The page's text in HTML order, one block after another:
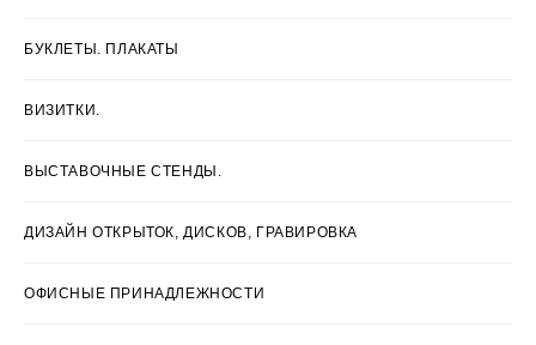
БУКЛЕТЫ. ПЛАКАТЫ
ВИЗИТКИ.
ВЫСТАВОЧНЫЕ СТЕНДЫ.
ДИЗАЙН ОТКРЫТОК, ДИСКОВ, ГРАВИРОВКА
ОФИСНЫЕ ПРИНАДЛЕЖНОСТИ